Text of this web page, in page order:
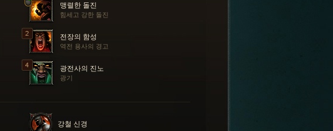
맹렬한 돌진
힘세고 강한 돌진
전장의 함성
역전 용사의 경고
광전사의 진노
광기
강철 신경